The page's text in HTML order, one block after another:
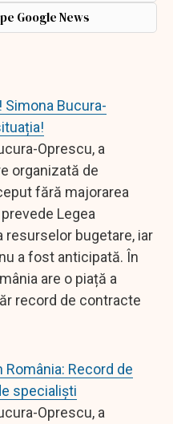
Google News
Bucura-
Oprescu, a
organizată de
fără majorarea
Legea
resurselor bugetare, iar
a fost anticipată. În
are o piață a
record de contracte
Record de
specialiști
Oprescu, a